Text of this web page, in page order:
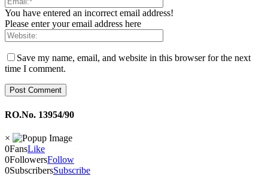
You have entered an incorrect email address!
Please enter your email address here
Save my name, email, and website in this browser for the next
time I comment.
RO.No. 13954/90
×
0FansLike
0FollowersFollow
0SubscribersSubscribe